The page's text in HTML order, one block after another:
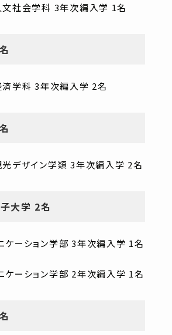
社会学科 3年次編入学 1名
学科 3年次編入学 2名
デザイン学類 3年次編入学 2名
大学 2名
ケーション学部 3年次編入学 1名
ケーション学部 2年次編入学 1名